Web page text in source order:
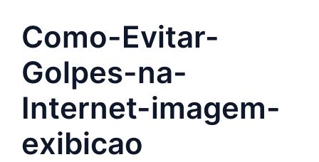
Como-Evitar-
Golpes-na-
Internet-imagem-
exibicao